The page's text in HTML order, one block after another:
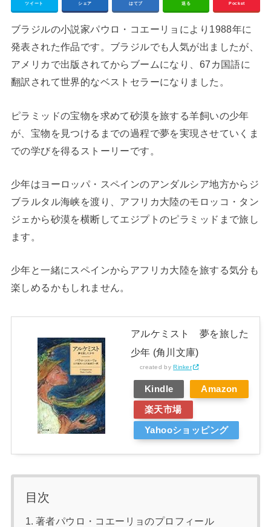
ツイート シェア はてブ 送る Pocket
ブラジルの小説家パウロ・コエーリョにより1988年に
発表された作品です。ブラジルでも人気が出ましたが、
アメリカで出版されてからブームになり、67カ国語に
翻訳されて世界的なベストセラーになりました。
ピラミッドの宝物を求めて砂漠を旅する羊飼いの少年
が、宝物を見つけるまでの過程で夢を実現させていくま
での学びを得るストーリーです。
少年はヨーロッパ・スペインのアンダルシア地方からジ
ブラルタル海峡を渡り、アフリカ大陸のモロッコ・タン
ジェから砂漠を横断してエジプトのピラミッドまで旅し
ます。
少年と一緒にスペインからアフリカ大陸を旅する気分も
楽しめるかもしれません。
アルケミスト 夢を旅した
少年 (角川文庫)
created by Rinker
Kindle Amazon
楽天市場
Yahooショッピング
目次
著者パウロ・コエーリョのプロフィール